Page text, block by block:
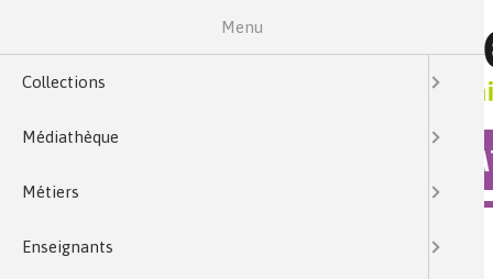
Menu
Collections
Médiathèque
Métiers
Enseignants